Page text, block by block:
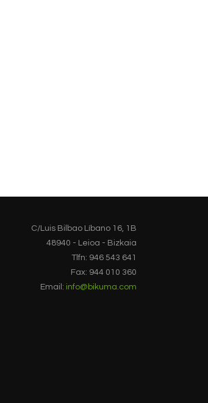
C/Luis Bilbao Líbano 16, 1B
48940 - Leioa - Bizkaia
Tlfn: 946 543 641
Fax: 944 010 360
Email: info@bikuma.com